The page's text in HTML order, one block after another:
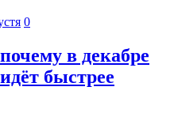
0
в декабре
быстрее